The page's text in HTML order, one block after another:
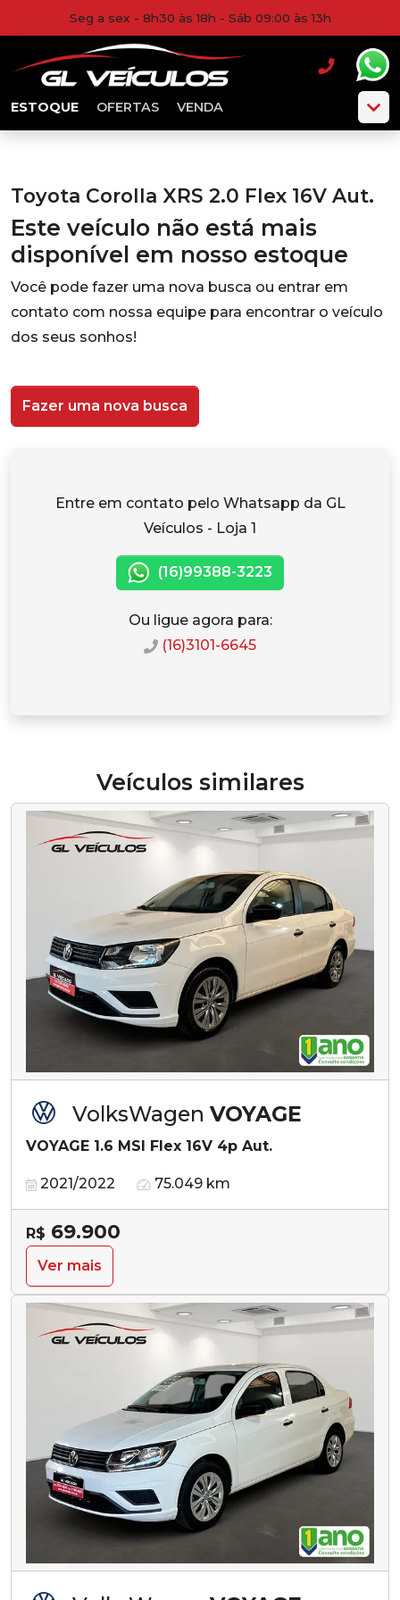
Seg a sex - 8h30 às 18h - Sáb 09:00 às 13h
ESTOQUE OFERTAS VENDA
Toyota Corolla XRS 2.0 Flex 16V Aut.
Este veículo não está mais
disponível em nosso estoque
Você pode fazer uma nova busca ou entrar em
contato com nossa equipe para encontrar o veículo
dos seus sonhos!
Fazer uma nova busca
Entre em contato pelo Whatsapp da GL
Veículos - Loja 1
(16)99388-3223
Ou ligue agora para:
(16)3101-6645
Veículos similares
VolksWagen VOYAGE
VOYAGE 1.6 MSI Flex 16V 4p Aut.
2021/2022 75.049 km
R$ 69.900
Ver mais